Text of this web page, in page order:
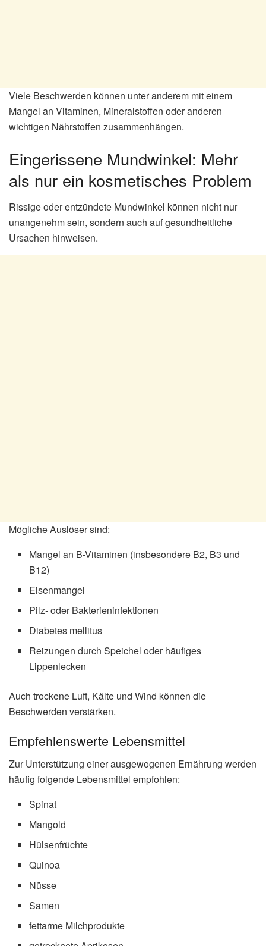
Viele Beschwerden können unter anderem mit einem
Mangel an Vitaminen, Mineralstoffen oder anderen
wichtigen Nährstoffen zusammenhängen.
Eingerissene Mundwinkel: Mehr
als nur ein kosmetisches Problem
Rissige oder entzündete Mundwinkel können nicht nur
unangenehm sein, sondern auch auf gesundheitliche
Ursachen hinweisen.
Mögliche Auslöser sind:
Mangel an B-Vitaminen (insbesondere B2, B3 und
B12)
Eisenmangel
Pilz- oder Bakterieninfektionen
Diabetes mellitus
Reizungen durch Speichel oder häufiges
Lippenlecken
Auch trockene Luft, Kälte und Wind können die
Beschwerden verstärken.
Empfehlenswerte Lebensmittel
Zur Unterstützung einer ausgewogenen Ernährung werden
häufig folgende Lebensmittel empfohlen:
Spinat
Mangold
Hülsenfrüchte
Quinoa
Nüsse
Samen
fettarme Milchprodukte